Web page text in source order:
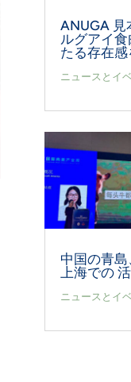
ANUGA 見
ルグアイ食
たる存在
ニュースとイ
中国の青島
上海での
ニュースとイ